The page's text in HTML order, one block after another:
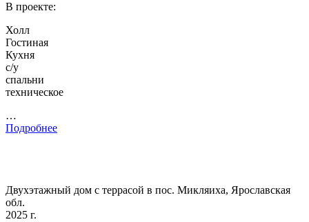
В проекте:
Холл
Гостиная
Кухня
с/у
спальни
техническое
…
Подробнее
Двухэтажный дом с террасой в пос. Микляиха, Ярославская
обл.
2025 г.